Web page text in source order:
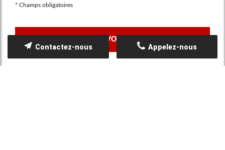
* Champs obligatoires
Appelez-nous
Contactez-nous